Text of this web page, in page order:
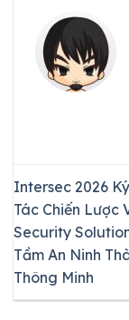
Intersec 2026
Tác Chiến Lược
Security
Tầm An Ninh
Thông Minh